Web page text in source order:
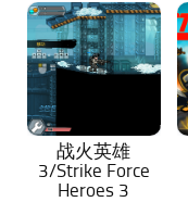
战火英雄
3/Strike Force
Heroes 3